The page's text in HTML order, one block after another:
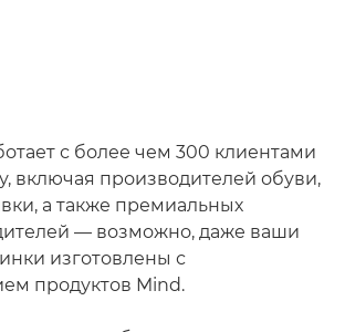
с более чем 300 клиентами
включая производителей обуви,
а также премиальных
— возможно, даже ваши
изготовлены с
продуктов Mind.